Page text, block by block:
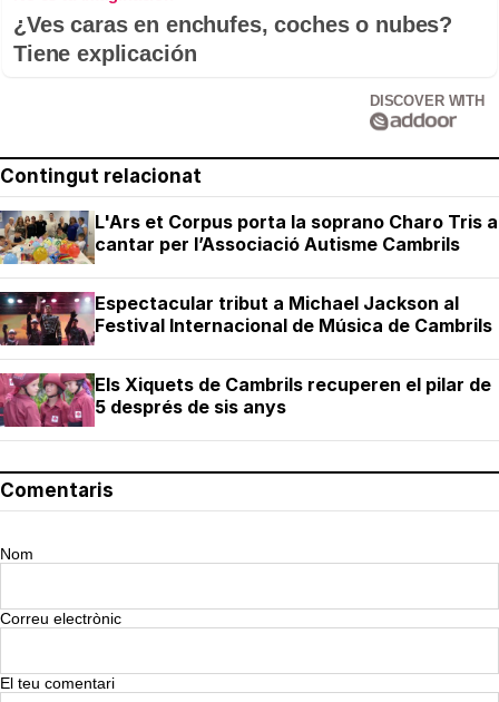
¿Ves caras en enchufes, coches o nubes?
Tiene explicación
DISCOVER WITH
Contingut relacionat
L'Ars et Corpus porta la soprano Charo Tris a
cantar per l’Associació Autisme Cambrils
Espectacular tribut a Michael Jackson al
Festival Internacional de Música de Cambrils
Els Xiquets de Cambrils recuperen el pilar de
5 després de sis anys
Comentaris
Nom
Correu electrònic
El teu comentari